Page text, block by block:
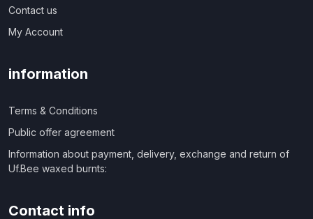
Contact us
My Account
information
Terms & Conditions
Public offer agreement
Information about payment, delivery, exchange and return of
Uf.Bee waxed burnts:
Contact info